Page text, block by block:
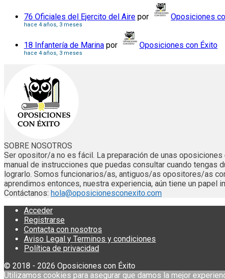
76 Oficiales del Ejercito del Aire por Oposiciones
hace 4 años, 3 meses
18 Infantería de Marina por Oposiciones con Éxito
hace 4 años, 3 meses
SOBRE NOSOTROS
Ser opositor/a no es fácil. La preparación de unas
manual de instrucciones que puedas consultar cuando
lograrlo. Somos funcionarios/as, antiguos/as opositores/as
aprendimos entonces, nuestra experiencia, aún tiene un papel
Contáctanos: hola@oposicionesconexito.com
Acceder
Registrarse
Contacta con nosotros
Aviso Legal y Terminos y condiciones
Política de privacidad
© 2018 - 2026 Oposiciones con Éxito
Utilizamos cookies para asegurar que damos la mejor